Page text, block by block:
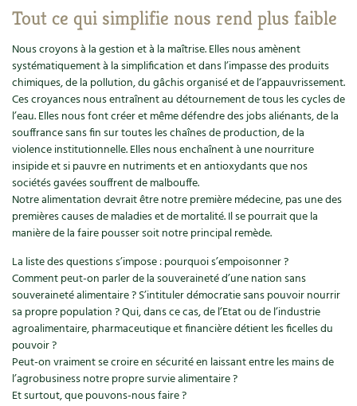
Tout ce qui simplifie nous rend plus faible
Nous croyons à la gestion et à la maîtrise. Elles nous amènent
systématiquement à la simplification et dans l’impasse des produits
chimiques, de la pollution, du gâchis organisé et de l‘appauvrissement.
Ces croyances nous entraînent au détournement de tous les cycles de
l’eau. Elles nous font créer et même défendre des jobs aliénants, de la
souffrance sans fin sur toutes les chaînes de production, de la
violence institutionnelle. Elles nous enchaînent à une nourriture
insipide et si pauvre en nutriments et en antioxydants que nos
sociétés gavées souffrent de malbouffe.
Notre alimentation devrait être notre première médecine, pas une des
premières causes de maladies et de mortalité. Il se pourrait que la
manière de la faire pousser soit notre principal remède.
La liste des questions s’impose : pourquoi s’empoisonner ?
Comment peut-on parler de la souveraineté d’une nation sans
souveraineté alimentaire ? S’intituler démocratie sans pouvoir nourrir
sa propre population ? Qui, dans ce cas, de l’Etat ou de l’industrie
agroalimentaire, pharmaceutique et financière détient les ficelles du
pouvoir ?
Peut-on vraiment se croire en sécurité en laissant entre les mains de
l’agrobusiness notre propre survie alimentaire ?
Et surtout, que pouvons-nous faire ?